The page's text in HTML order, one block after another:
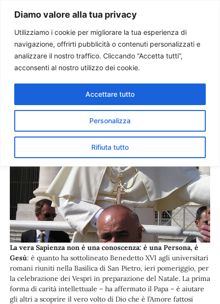
Diamo valore alla tua privacy
Utilizziamo i cookie per migliorare la tua esperienza di
navigazione, offrirti pubblicità o contenuti personalizzati e
analizzare il nostro traffico. Cliccando “Accetta tutti”,
acconsenti al nostro utilizzo dei cookie.
Personalizza
Rifiuta tutto
Accettare tutto
Paolo Ondarza
Benedetto XVI agli
universitari: vera sapienza è
gesù
La vera Sapienza non è una conoscenza: è una Persona, è
Gesù: è quanto ha sottolineato Benedetto XVI agli universitari
romani riuniti nella Basilica di San Pietro, ieri pomeriggio, per
la celebrazione dei Vespri in preparazione del Natale. La prima
forma di carità intellettuale – ha affermato il Papa – è aiutare
gli altri a scoprire il vero volto di Dio che è l’Amore fattosi